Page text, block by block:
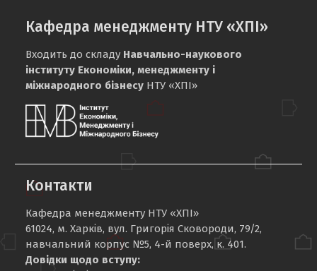
Кафедра менеджменту НТУ «ХПІ»
Входить до складу Навчально-наукового
інституту Економіки, менеджменту і
міжнародного бізнесу НТУ «ХПІ»
Контакти
Кафедра менеджменту НТУ «ХПІ»
61024, м. Харків, вул. Григорія Сковороди, 79/2,
навчальний корпус №5, 4-й поверх, к. 401.
Довідки щодо вступу: